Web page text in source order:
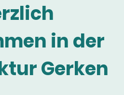
in der
Gerken